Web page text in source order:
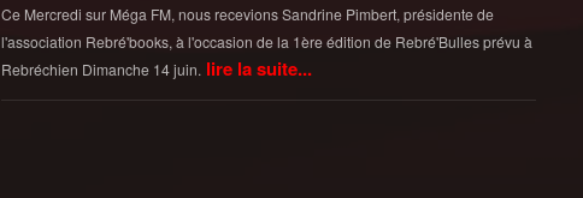
Ce Mercredi sur Méga FM, nous recevions Sandrine Pimbert, présidente de
l'association Rebré'books, à l'occasion de la 1ère édition de Rebré'Bulles prévu à
Rebréchien Dimanche 14 juin. lire la suite...